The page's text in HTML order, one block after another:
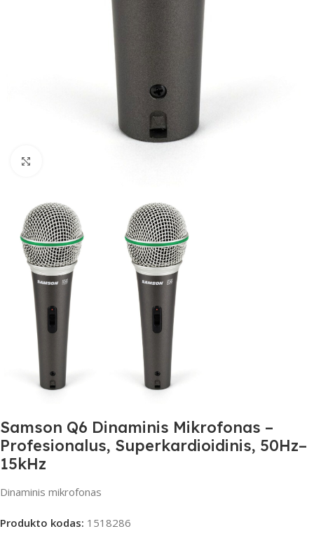
Samson Q6 Dinaminis Mikrofonas –
Profesionalus, Superkardioidinis, 50Hz–
15kHz
Dinaminis mikrofonas
Produkto kodas: 1518286